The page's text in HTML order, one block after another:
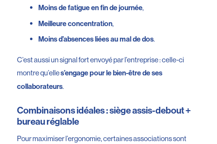
Moins de fatigue en fin de journée,
Meilleure concentration,
Moins d’absences liées au mal de dos.
C’est aussi un signal fort envoyé par l’entreprise : celle-ci
montre qu’elles’engage pour le bien-être de ses
collaborateurs.
Combinaisons idéales : siège assis-debout +
bureau réglable
Pour maximiser l’ergonomie, certaines associations sont